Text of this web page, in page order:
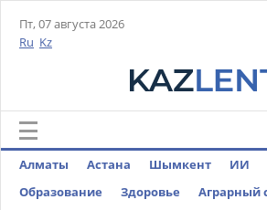
Пт, 07 августа 2026
Ru Kz
Алматы Астана Шымкент ИИ
Образование
Здоровье Аграрный